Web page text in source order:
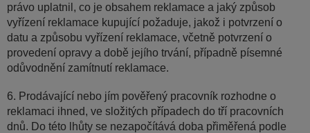
právo uplatnil, co je obsahem reklamace a jaký způsob
vyřízení reklamace kupující požaduje, jakož i potvrzení o
datu a způsobu vyřízení reklamace, včetně potvrzení o
provedení opravy a době jejího trvání, případně písemné
odůvodnění zamítnutí reklamace.
6. Prodávající nebo jím pověřený pracovník rozhodne o
reklamaci ihned, ve složitých případech do tří pracovních
dnů. Do této lhůty se nezapočítává doba přiměřená podle